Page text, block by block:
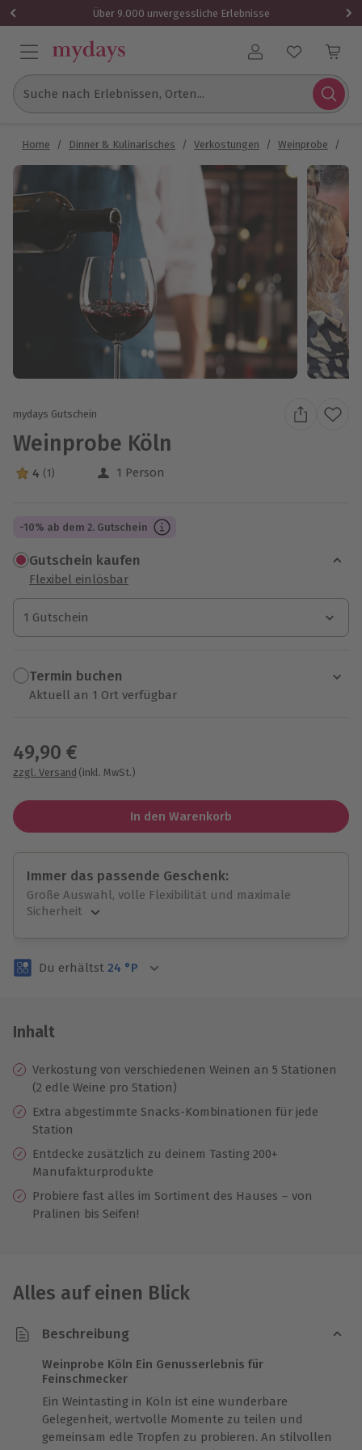
Über 9.000 unvergessliche Erlebnisse
Benutzerkonto
Suche nach Erlebnissen, Orten...
Home / Dinner & Kulinarisches / Verkostungen / Weinprobe /
mydays Gutschein
Weinprobe Köln
4 Sterne von 5 aus 1 Bewertungen
4 (1) 1 Person
-10% ab dem 2. Gutschein
Gutschein kaufen
Flexibel einlösbar
1 Gutschein
1 Gutschein
1 Gutschein
Termin buchen
Aktuell an 1 Ort verfügbar
49,90 €
zzgl. Versand (inkl. MwSt.)
In den Warenkorb
Immer das passende Geschenk:
Große Auswahl, volle Flexibilität und maximale
Sicherheit
Volle Flexibilität
3 Jahre gültig & verlängerbar.
Du erhältst 24 °P
Inhalt
Verkostung von verschiedenen Weinen an 5 Stationen
(2 edle Weine pro Station)
Extra abgestimmte Snacks-Kombinationen für jede
Station
Entdecke zusätzlich zu deinem Tasting 200+
Manufakturprodukte
Probiere fast alles im Sortiment des Hauses – von
Pralinen bis Seifen!
Alles auf einen Blick
Beschreibung
Weinprobe Köln Ein Genusserlebnis für
Feinschmecker
Ein Weintasting in Köln ist eine wunderbare
Gelegenheit, wertvolle Momente zu teilen und
gemeinsam edle Tropfen zu probieren. An stilvollen